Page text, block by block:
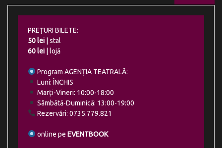
articole
PREȚURI BILETE:
50 lei
| stal
60 lei
| lojă
Program AGENȚIA TEATRALĂ:
Luni: ÎNCHIS
Marți-Vineri: 10:00-18:00
Sâmbătă-Duminică: 13:00-19:00
Rezervări: 0735.779.821
online pe EVENTBOOK